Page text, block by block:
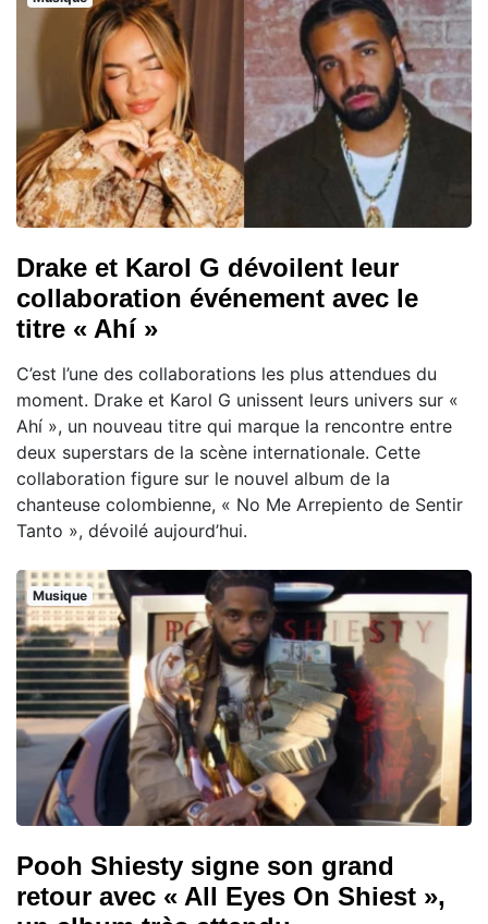
Drake et Karol G dévoilent leur
collaboration événement avec le
titre « Ahí »
C’est l’une des collaborations les plus attendues du
moment. Drake et Karol G unissent leurs univers sur «
Ahí », un nouveau titre qui marque la rencontre entre
deux superstars de la scène internationale. Cette
collaboration figure sur le nouvel album de la
chanteuse colombienne, « No Me Arrepiento de Sentir
Tanto », dévoilé aujourd’hui.
Musique
Pooh Shiesty signe son grand
retour avec « All Eyes On Shiest »,